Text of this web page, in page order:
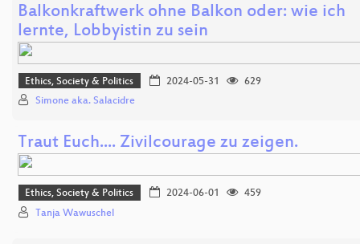
Balkonkraftwerk ohne Balkon oder: wie ich
lernte, Lobbyistin zu sein
Ethics, Society & Politics 2024-05-31
629
Simone aka. Salacidre
Traut Euch.... Zivilcourage zu zeigen.
Ethics, Society & Politics 2024-06-01
459
Tanja Wawuschel